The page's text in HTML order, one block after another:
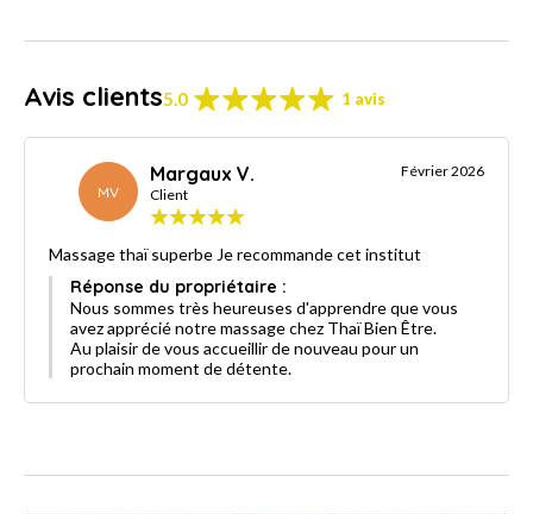
Avis clients5.0 1 avis
MV
Margaux V.
Client
Février 2026
Massage thaï superbe Je recommande cet institut
Réponse du propriétaire :
Nous sommes très heureuses d'apprendre que vous
avez apprécié notre massage chez Thaï Bien Être.
Au plaisir de vous accueillir de nouveau pour un
prochain moment de détente.